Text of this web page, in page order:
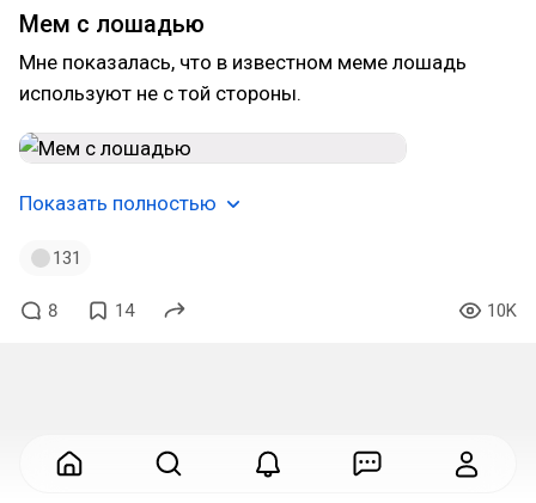
Мем с лошадью
Мне показалась, что в известном меме лошадь
используют не с той стороны.
Показать полностью
131
8 14 10K